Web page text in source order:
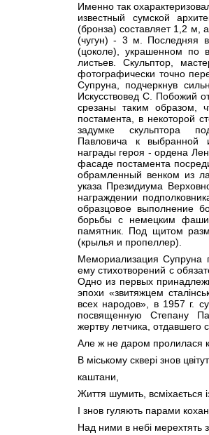
Именно так
известный сумской
(бронза) составляет 1,2 м,
(чугун) - 3 м. Последняя
(цоколе), украшенном по
листьев. Скульптор,
фотографически точно
Супруна, подчеркнув
Искусствовед С. Побожий
срезаны таким образом,
постамента, в некоторой
задумке скульптора
Павловича к выбранной
награды героя - ордена
фасаде постамента
обрамленный венком из
указа Президиума
награждении
образцовое выполнение
борьбы с немецким
памятник. Под щитом
(крылья и пропеллер).
Мемориализация Супруна
ему стихотворений с
Одно из первых
эпохи «звитяжцем
всех народов», в 1957 г.
посвященную Степану
жертву летчика,
Але ж не даром пролилася
В міському сквері знов
каштани,
Життя шумить, всміхається
І знов гуляють парами
Над ними в небі мерехтять